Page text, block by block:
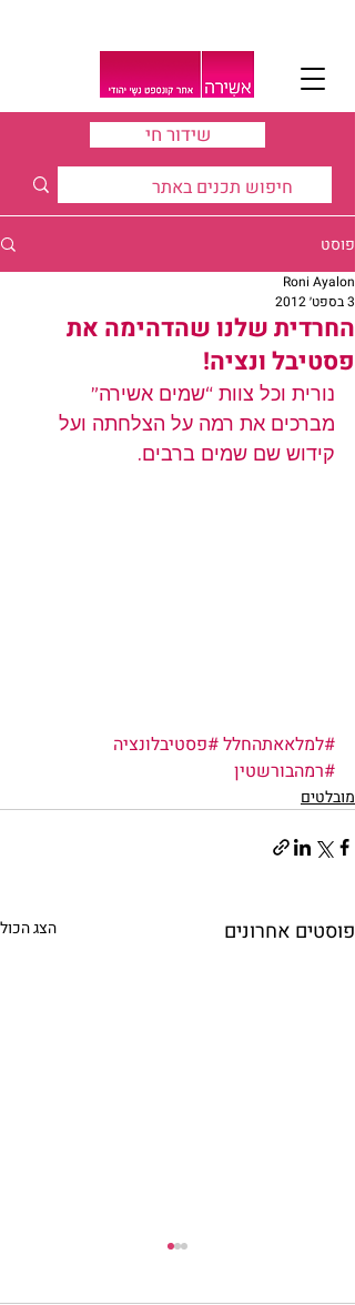
שידור חי
פוסט
החרדית שלנו שהדהימה את
פסטיבל ונציה!
Roni Ayalon
3 בספט׳ 2012
נורית וכל צוות “שמים אשירה”
מברכים את רמה על הצלחתה ועל
קידוש שם שמים ברבים.
#למלאאתהחלל#פסטיבלונציה
#רמהבורשטין
מובלטים
פוסטים אחרונים הצג הכול